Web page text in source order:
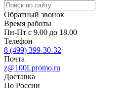
Обратный звонок
Время работы
Пн-Пт с 9.00 до 18.00
Телефон
8 (499) 399-30-32
Почта
z@100Lpromo.ru
Доставка
По России